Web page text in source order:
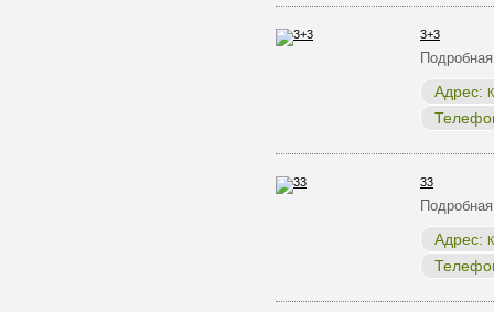
3+3
Адрес:
33
Адрес: